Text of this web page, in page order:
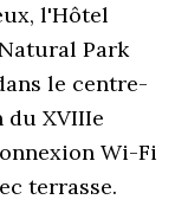
l'Hôtel
Park
le centre-
du XVIIIe
Wi-Fi
terrasse.